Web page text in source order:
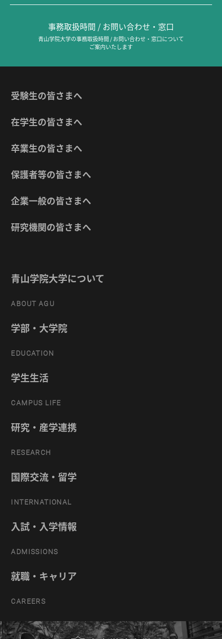
事務取扱時間 / お問い合わせ・窓口
青山学院大学の事務取扱時間 / お問い合わせ・窓口について
ご案内いたします
受験生の皆さまへ
在学生の皆さまへ
卒業生の皆さまへ
保護者等の皆さまへ
企業一般の皆さまへ
研究機関の皆さまへ
青山学院大学について
ABOUT AGU
学部・大学院
EDUCATION
学生生活
CAMPUS LIFE
研究・産学連携
RESEARCH
国際交流・留学
INTERNATIONAL
入試・入学情報
ADMISSIONS
就職・キャリア
CAREERS